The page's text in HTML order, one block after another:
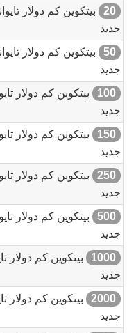
20
بيتكوين كم دولار
جديد
50
بيتكوين كم دولار
جديد
100
بيتكوين كم دولار
جديد
150
بيتكوين كم دولار
جديد
250
بيتكوين كم دولار
جديد
500
بيتكوين كم دولار
جديد
1000
بيتكوين كم دولار
جديد
2000
بيتكوين كم دولار
جديد